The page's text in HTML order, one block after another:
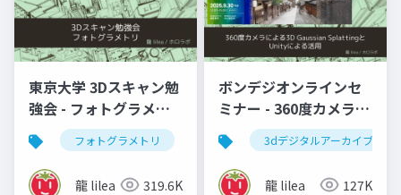
東京大学 3Dスキャン勉
強会 - フォトグラメト
リ」
フォトグラメトリ 3dデジタルアーカイブ
龍 lilea 319.6K
ボンデジオンラインセ
ミナー - 360度カメラに
よる3D Gaussian
SplattingとUnityによ
る活用
3dデジタルアーカイブ
龍 lilea 127K